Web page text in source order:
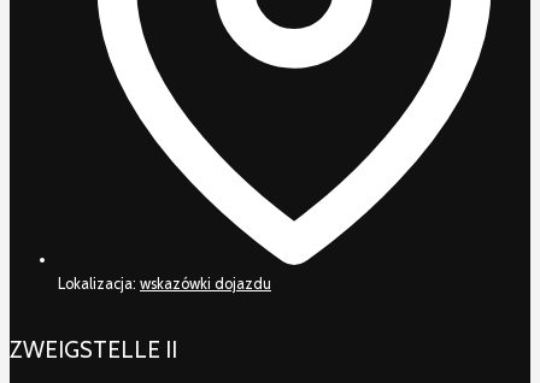
Lokalizacja: wskazówki dojazdu
ZWEIGSTELLE II